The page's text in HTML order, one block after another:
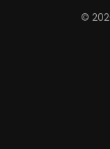
©